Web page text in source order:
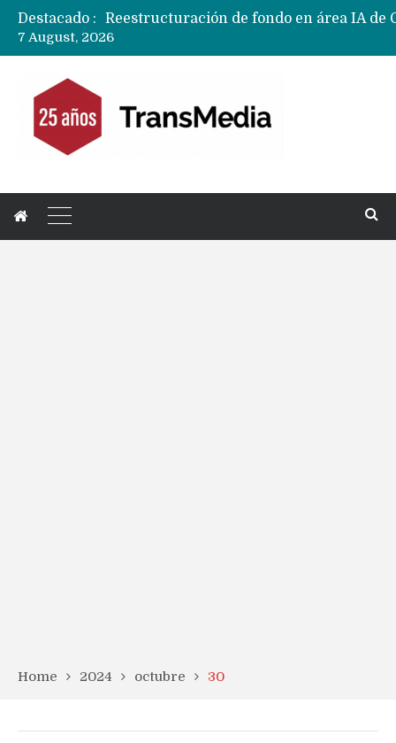
Destacado :
7 August, 2026
Home 2024 octubre 30